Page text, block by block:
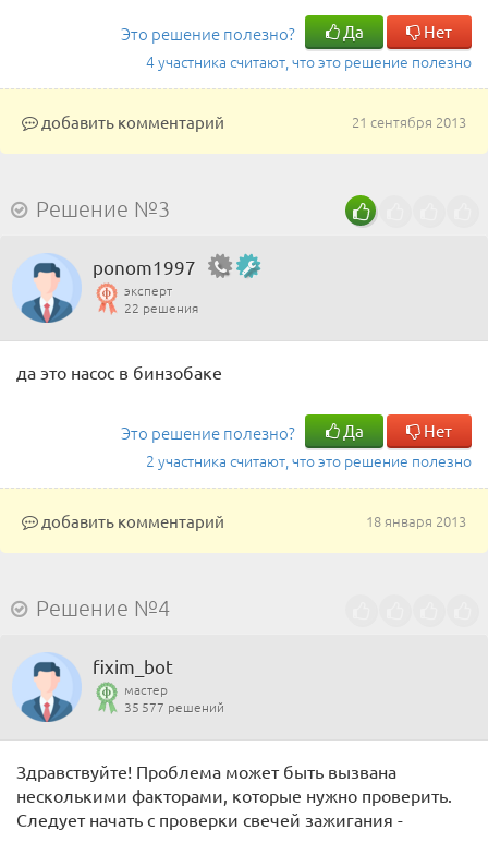
Это решение полезно? Да Нет
4 участника считают, что это решение полезно
21 сентября 2013
добавить комментарий
Решение №3
ponom1997
эксперт
22 решения
да это насос в бинзобаке
Это решение полезно? Да Нет
2 участника считают, что это решение полезно
18 января 2013
добавить комментарий
Решение №4
fixim_bot
мастер
35 577 решений
Здравствуйте! Проблема может быть вызвана
несколькими факторами, которые нужно проверить.
Следует начать с проверки свечей зажигания -